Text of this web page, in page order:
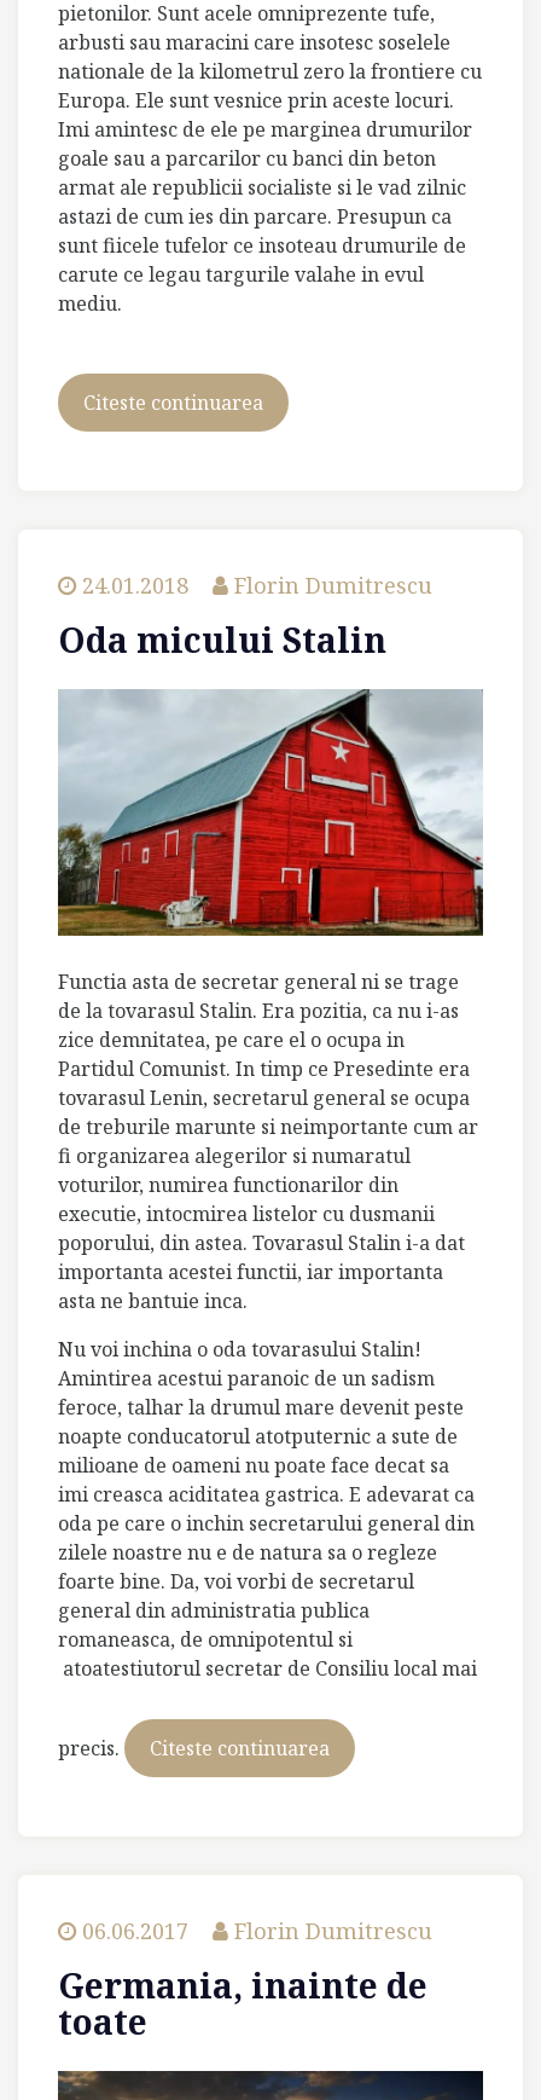
pietonilor. Sunt acele omniprezente tufe,
arbusti sau maracini care insotesc soselele
nationale de la kilometrul zero la frontiere cu
Europa. Ele sunt vesnice prin aceste locuri.
Imi amintesc de ele pe marginea drumurilor
goale sau a parcarilor cu banci din beton
armat ale republicii socialiste si le vad zilnic
astazi de cum ies din parcare. Presupun ca
sunt fiicele tufelor ce insoteau drumurile de
carute ce legau targurile valahe in evul
mediu.
Citeste continuarea Eterna
Botswana
24.01.2018 Florin Dumitrescu
Oda micului Stalin
Functia asta de secretar general ni se trage
de la tovarasul Stalin. Era pozitia, ca nu i-as
zice demnitatea, pe care el o ocupa in
Partidul Comunist. In timp ce Presedinte era
tovarasul Lenin, secretarul general se ocupa
de treburile marunte si neimportante cum ar
fi organizarea alegerilor si numaratul
voturilor, numirea functionarilor din
executie, intocmirea listelor cu dusmanii
poporului, din astea. Tovarasul Stalin i-a dat
importanta acestei functii, iar importanta
asta ne bantuie inca.
Nu voi inchina o oda tovarasului Stalin!
Amintirea acestui paranoic de un sadism
feroce, talhar la drumul mare devenit peste
noapte conducatorul atotputernic a sute de
milioane de oameni nu poate face decat sa
imi creasca aciditatea gastrica. E adevarat ca
oda pe care o inchin secretarului general din
zilele noastre nu e de natura sa o regleze
foarte bine. Da, voi vorbi de secretarul
general din administratia publica
romaneasca, de omnipotentul si
atoatestiutorul secretar de Consiliu local mai
precis. Citeste continuarea Oda
micului
06.06.2017 Florin Dumitrescu
Germania, inainte de
toate